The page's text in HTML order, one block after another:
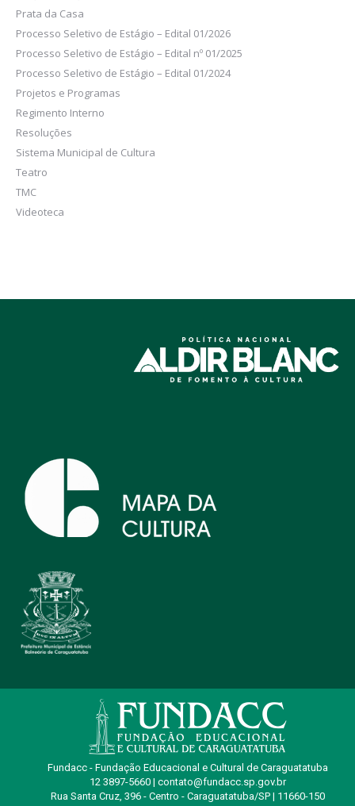
Prata da Casa
Processo Seletivo de Estágio – Edital 01/2026
Processo Seletivo de Estágio – Edital nº 01/2025
Processo Seletivo de Estágio – Edital 01/2024
Projetos e Programas
Regimento Interno
Resoluções
Sistema Municipal de Cultura
Teatro
TMC
Videoteca
Fundacc - Fundação Educacional e Cultural de Caraguatatuba
12 3897-5660 | contato@fundacc.sp.gov.br
Rua Santa Cruz, 396 - Centro - Caraguatatuba/SP | 11660-150